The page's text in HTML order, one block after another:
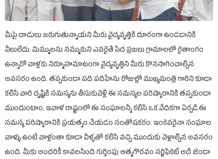
మీపై దాడులు జరుగుతున్నాయని మీరు వైద్యవృత్తికి దూరంగా ఉండడానికి
వీలులేదు. మిమ్ములను నమ్ముకుని ఎవరైతే పేద ప్రజలు గ్రామాలలో రైతాంగం
ఉన్నారో వాళ్లకు నిర్మూహమాటంగా వైద్యవృత్తిని మీరు కొనసాగించాల్సిన
అవసరం ఉంది. తప్పకుండా పది పదిహేను రోజుల్లో ముఖ్యమంత్రి గారిని కూడా
కలిసి వారి దృష్టికి సమస్యను తీసుకువెళ్లి ఈ సమస్యల పరిష్కారానికి తప్పకుండా
ముందుంటాం. ఇవాళ రాష్ట్రంలో ఈ సంఘాలన్నీ కలిసి ఒక వేదికగా ఏర్పడి ఈ
సమస్య పరిష్కారానికి ప్రయత్నం చేయడం సంతోషకరం. ఇంకెవరైనా సంఘాల
వాళ్ళు ఉంటే వాళ్లంతా కూడా వీళ్ళతో కలిసి వచ్చి ముందుకు వెళ్లాల్సిన అవసరం
ఉంది. మీకు అందరికీ కావలసింది గుర్తింపు ఆత్మగౌరవం సర్టిఫికెట్ అదే జెండా